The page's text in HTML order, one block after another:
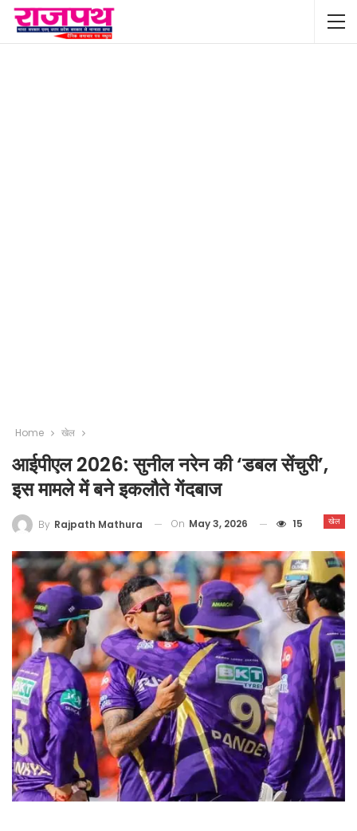
Home खेल
आईपीएल 2026: सुनील नरेन की ‘डबल सेंचुरी’,
इस मामले में बने इकलौते गेंदबाज
खेल
By Rajpath Mathura On May 3, 2026 15